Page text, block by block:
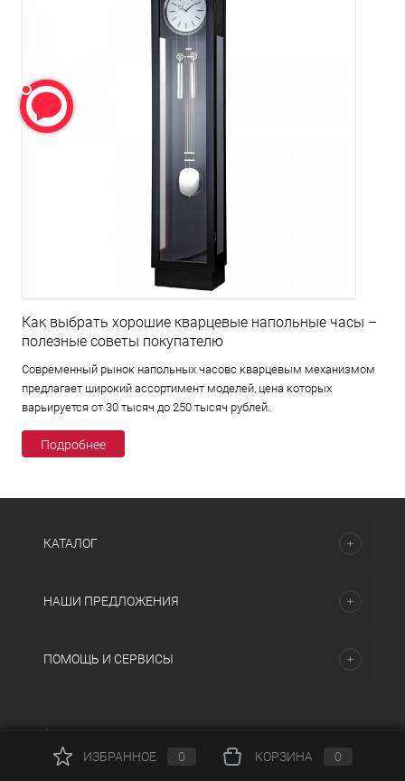
Как выбрать хорошие кварцевые напольные часы –
полезные советы покупателю
Современный рынок напольных часовс кварцевым механизмом
предлагает широкий ассортимент моделей, цена которых
варьируется от 30 тысяч до 250 тысяч рублей.
Подробнее
КАТАЛОГ
НАШИ ПРЕДЛОЖЕНИЯ
ПОМОЩЬ И СЕРВИСЫ
ИЗБРАННОЕ 0 КОРЗИНА 0